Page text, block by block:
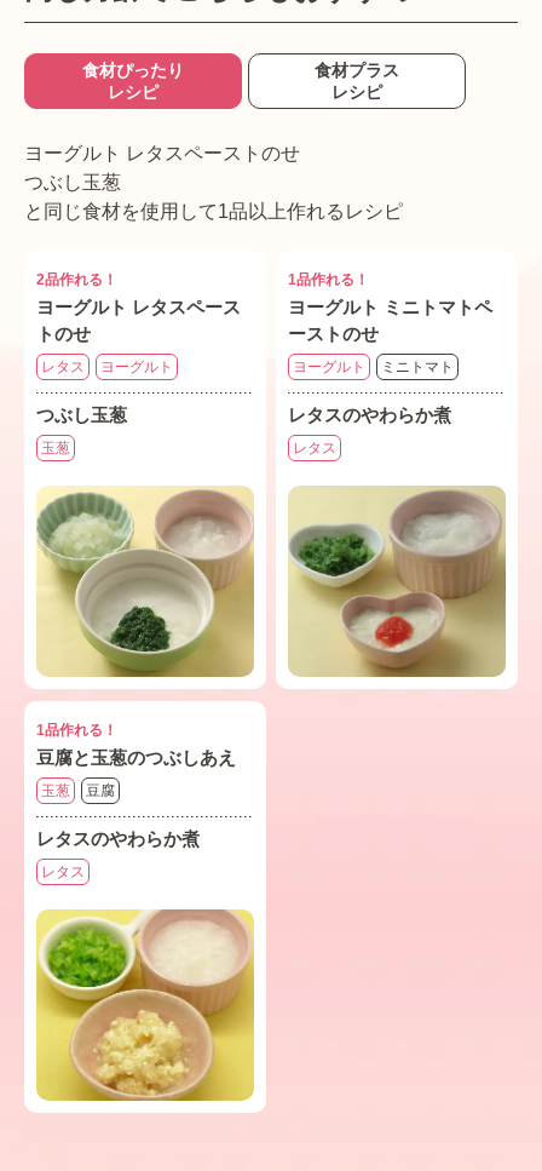
食材ぴったり
レシピ
食材プラス
レシピ
ヨーグルト レタスペーストのせ
つぶし玉葱
と同じ食材を使用して1品以上作れるレシピ
2品作れる！
ヨーグルト レタスペース
トのせ
レタス ヨーグルト
つぶし玉葱
玉葱
1品作れる！
ヨーグルト ミニトマトペ
ーストのせ
ヨーグルト ミニトマト
レタスのやわらか煮
レタス
1品作れる！
豆腐と玉葱のつぶしあえ
玉葱 豆腐
レタスのやわらか煮
レタス